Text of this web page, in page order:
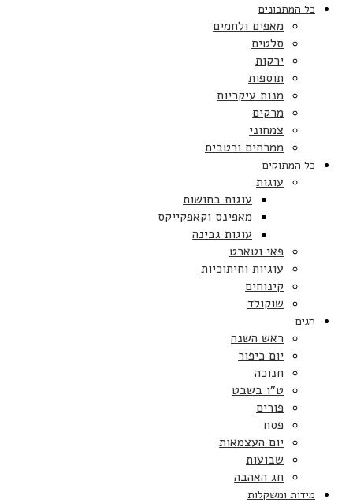
כל המתכונים
מאפים ולחמים
סלטים
ירקות
תוספות
מנות עיקריות
מרקים
צמחוני
ממרחים ורטבים
כל המתוקים
עוגות
עוגות בחושות
מאפינס וקאפקייקס
עוגות גבינה
פאי וטארט
עוגיות וחיתוכיות
קינוחים
שוקולד
חגים
ראש השנה
יום כיפור
חנוכה
ט”ו בשבט
פורים
פסח
יום העצמאות
שבועות
חג האהבה
מידות ומשקלות